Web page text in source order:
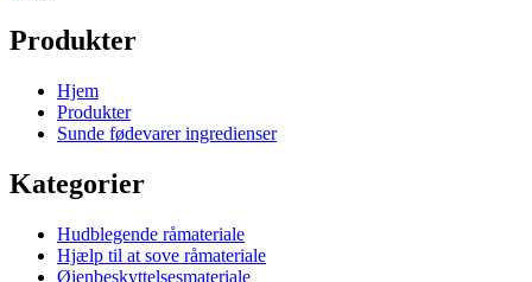
Produkter
Hjem
Produkter
Sunde fødevarer ingredienser
Kategorier
Hudblegende råmateriale
Hjælp til at sove råmateriale
Øjenbeskyttelsesmateriale